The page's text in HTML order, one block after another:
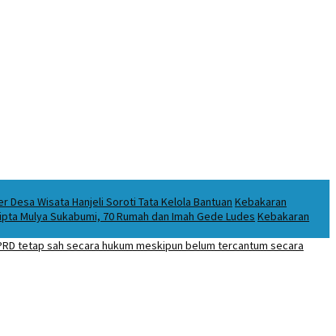
Desa Wisata Hanjeli Soroti Tata Kelola Bantuan Kebakaran
Mulya Sukabumi, 70 Rumah dan Imah Gede Ludes Kebakaran